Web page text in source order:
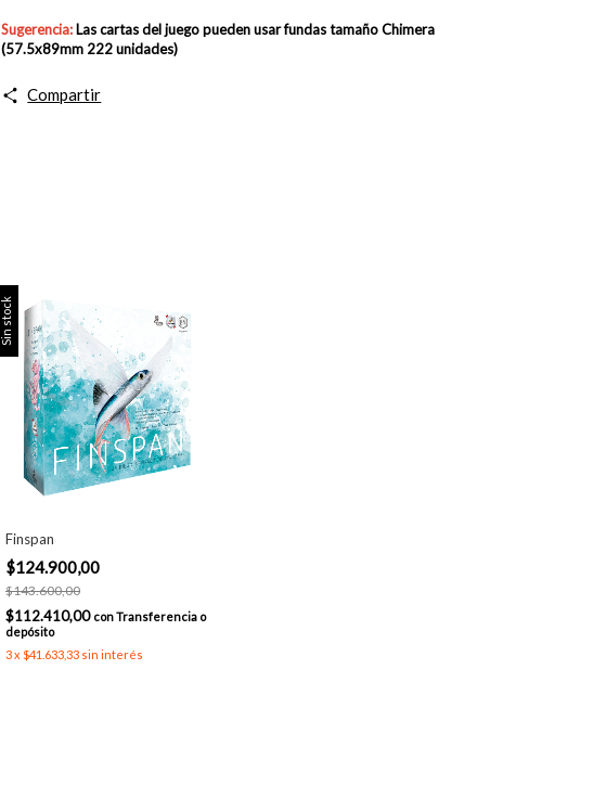
Sugerencia: Las cartas del juego pueden usar fundastamaño Chimera
(57.5x89mm 222 unidades)
Compartir
Sin stock
Finspan
$124.900,00
$143.600,00
$112.410,00 conTransferencia o
depósito
3x $41.633,33 sin interés